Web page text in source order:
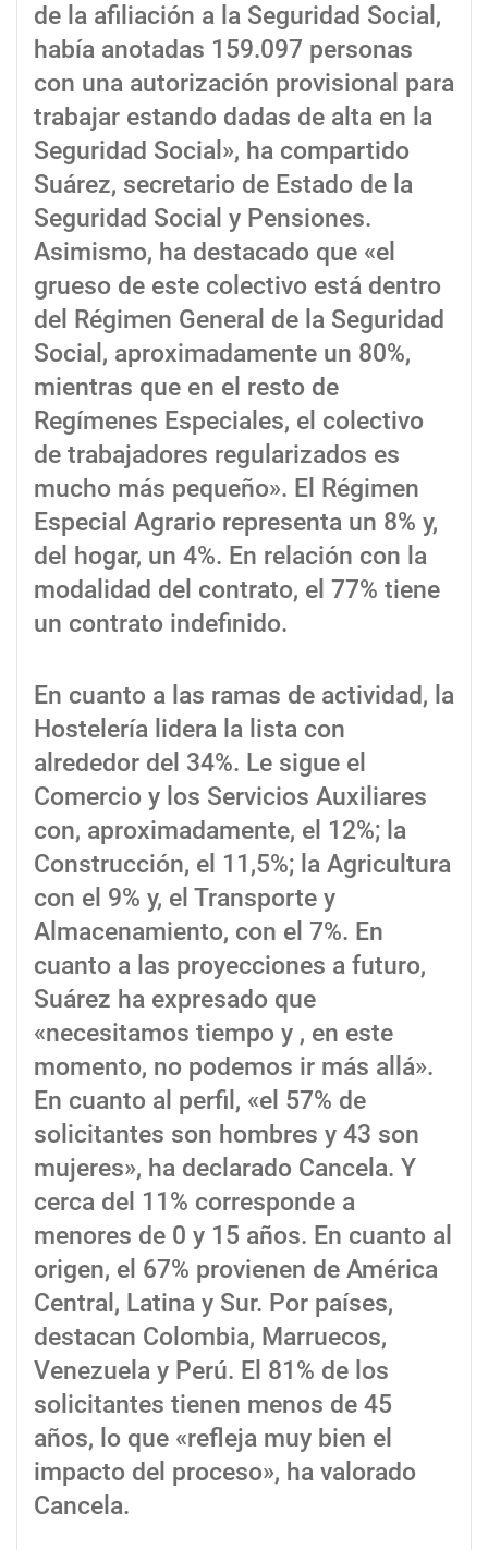
de la afiliación a la Seguridad Social,
había anotadas 159.097 personas
con una autorización provisional para
trabajar estando dadas de alta en la
Seguridad Social», ha compartido
Suárez, secretario de Estado de la
Seguridad Social y Pensiones.
Asimismo, ha destacado que «el
grueso de este colectivo está dentro
del Régimen General de la Seguridad
Social, aproximadamente un 80%,
mientras que en el resto de
Regímenes Especiales, el colectivo
de trabajadores regularizados es
mucho más pequeño». El Régimen
Especial Agrario representa un 8% y,
del hogar, un 4%. En relación con la
modalidad del contrato, el 77% tiene
un contrato indefinido.
En cuanto a las ramas de actividad, la
Hostelería lidera la lista con
alrededor del 34%. Le sigue el
Comercio y los Servicios Auxiliares
con, aproximadamente, el 12%; la
Construcción, el 11,5%; la Agricultura
con el 9% y, el Transporte y
Almacenamiento, con el 7%. En
cuanto a las proyecciones a futuro,
Suárez ha expresado que
«necesitamos tiempo y , en este
momento, no podemos ir más allá».
En cuanto al perfil, «el 57% de
solicitantes son hombres y 43 son
mujeres», ha declarado Cancela. Y
cerca del 11% corresponde a
menores de 0 y 15 años. En cuanto al
origen, el 67% provienen de América
Central, Latina y Sur. Por países,
destacan Colombia, Marruecos,
Venezuela y Perú. El 81% de los
solicitantes tienen menos de 45
años, lo que «refleja muy bien el
impacto del proceso», ha valorado
Cancela.